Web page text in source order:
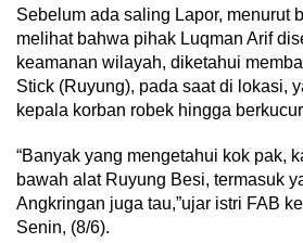
Sebelum ada saling Lapor, menurut
melihat bahwa pihak Luqman Arif
keamanan wilayah, diketahui
Stick (Ruyung), pada saat di lokasi,
kepala korban robek hingga
“Banyak yang mengetahui kok pak,
bawah alat Ruyung Besi, termasuk
Angkringan juga tau,”ujar istri FAB
Senin, (8/6).